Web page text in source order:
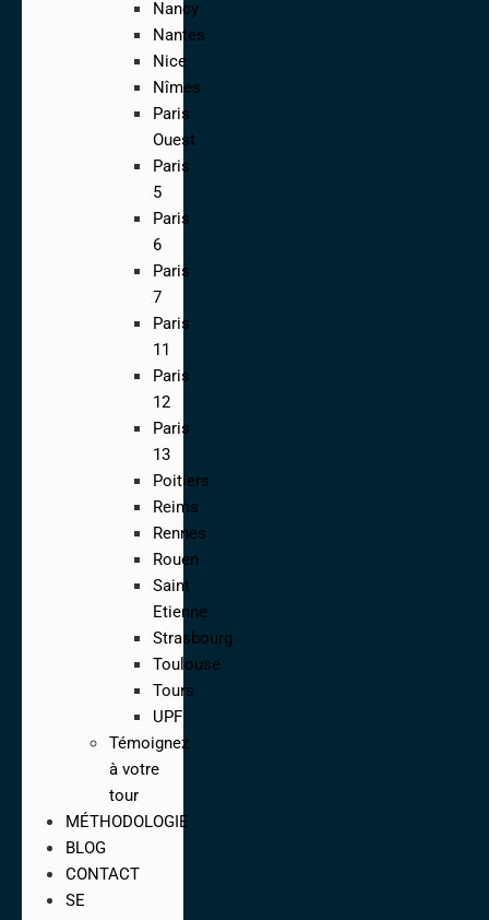
Nancy
Nantes
Nice
Nîmes
Paris
Ouest
Paris
5
Paris
6
Paris
7
Paris
11
Paris
12
Paris
13
Poitiers
Reims
Rennes
Rouen
Saint
Etienne
Strasbourg
Toulouse
Tours
UPF
Témoignez
à votre
tour
MÉTHODOLOGIE
BLOG
CONTACT
SE